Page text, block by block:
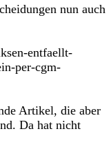
nun auch
entfaellt-
per-cgm-
Artikel, die aber
Da hat nicht